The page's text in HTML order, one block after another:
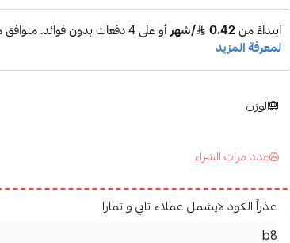
الوزن
عدد مرات الشراء
عذراً الكود لايشمل عملاء تابي و تمارا